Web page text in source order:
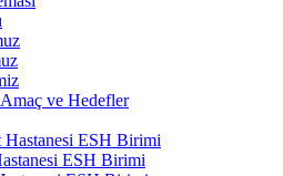
ve Hedefler
ESH Birimi
ESH Birimi